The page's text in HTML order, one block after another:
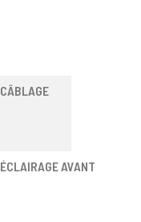
CÂBLAGE
ÉCLAIRAGE AVANT